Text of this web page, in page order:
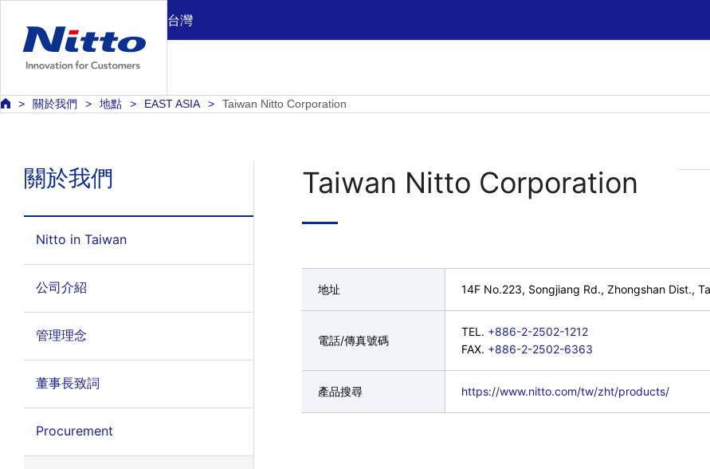
台灣
關於我們 地點 EAST ASIA Taiwan Nitto Corporation
關於我們
Nitto in Taiwan
公司介紹
管理理念
董事長致詞
Procurement
Taiwan Nitto Corporation
地址 14F No.223, Songjiang Rd., Zhongshan Dist.,
電話/傳真號碼
TEL. +886-2-2502-1212
FAX. +886-2-2502-6363
產品搜尋 https://www.nitto.com/tw/zht/products/